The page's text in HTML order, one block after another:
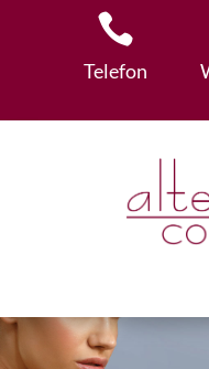

Telefon